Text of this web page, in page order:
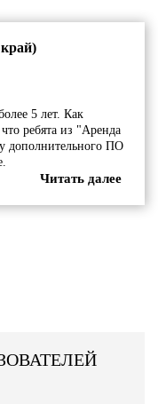
5 лет. Как
ребята из "Аренда
дополнительного ПО
Читать далее